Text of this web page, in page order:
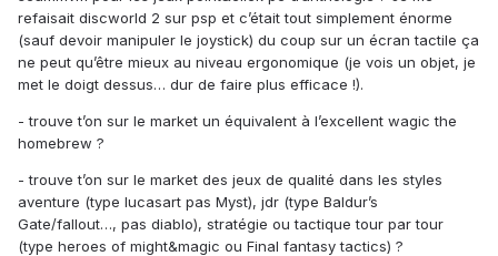
refaisait discworld 2 sur psp et c’était tout simplement énorme
(sauf devoir manipuler le joystick) du coup sur un écran tactile ça
ne peut qu’être mieux au niveau ergonomique (je vois un objet, je
met le doigt dessus… dur de faire plus efficace !).
- trouve t’on sur le market un équivalent à l’excellent wagic the
homebrew ?
- trouve t’on sur le market des jeux de qualité dans les styles
aventure (type lucasart pas Myst), jdr (type Baldur’s
Gate/fallout…, pas diablo), stratégie ou tactique tour par tour
(type heroes of might&magic ou Final fantasy tactics) ?